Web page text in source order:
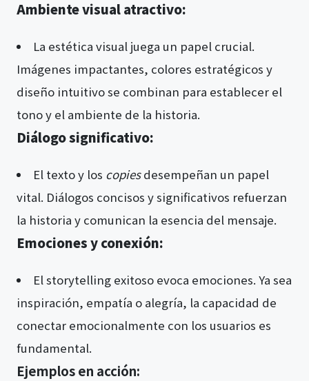
Ambiente visual atractivo:
La estética visual juega un papel crucial.
Imágenes impactantes, colores estratégicos y
diseño intuitivo se combinan para establecer el
tono y el ambiente de la historia.
Diálogo significativo:
El texto y los copiesdesempeñan un papel
vital. Diálogos concisos y significativos refuerzan
la historia y comunican la esencia del mensaje.
Emociones y conexión:
El storytelling exitoso evoca emociones. Ya sea
inspiración, empatía o alegría, la capacidad de
conectar emocionalmente con los usuarios es
fundamental.
Ejemplos en acción: